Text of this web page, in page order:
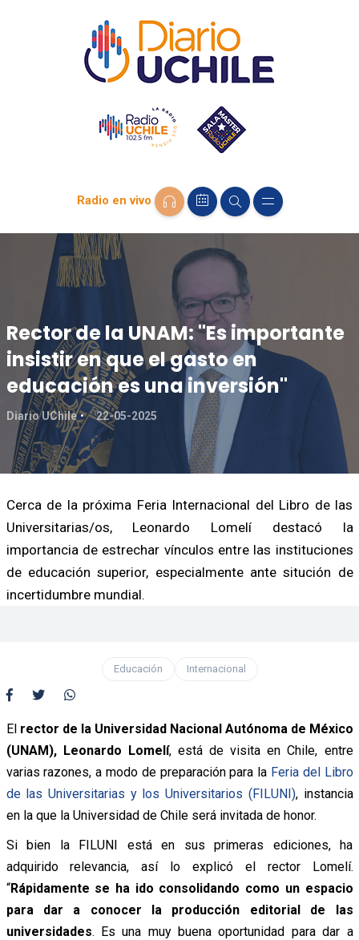
Radio en vivo
Rector de la UNAM: "Es importante
insistir en que el gasto en
educación es una inversión"
Diario UChile 22-05-2025
Cerca de la próxima Feria Internacional del Libro de las
Universitarias/os, Leonardo Lomelí destacó la
importancia de estrechar vínculos entre las instituciones
de educación superior, especialmente ante situción de
incertidumbre mundial.
Educación Internacional
El rector de la Universidad Nacional Autónoma de México
(UNAM), Leonardo Lomelí, está de visita en Chile, entre
varias razones, a modo de preparación para la Feria del Libro
de las Universitarias y los Universitarios (FILUNI), instancia
en la que la Universidad de Chile será invitada de honor.
Si bien la FILUNI está en sus primeras ediciones, ha
adquirido relevancia, así lo explicó el rector Lomelí.
“Rápidamente se ha ido consolidando como un espacio
para dar a conocer la producción editorial de las
universidades. Es una muy buena oportunidad para dar a